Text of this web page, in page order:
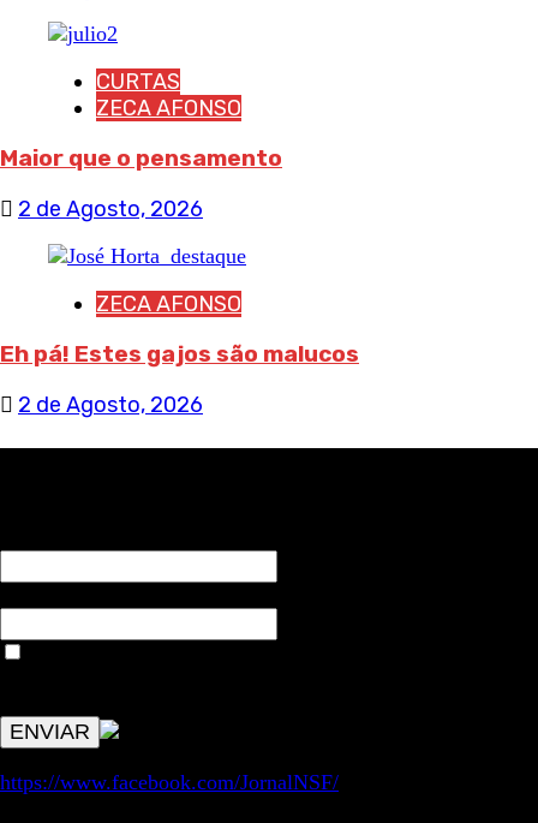
CURTAS
ZECA AFONSO
Maior que o pensamento
2 de Agosto, 2026
ZECA AFONSO
Eh pá! Estes gajos são malucos
2 de Agosto, 2026
https://www.facebook.com/JornalNSF/